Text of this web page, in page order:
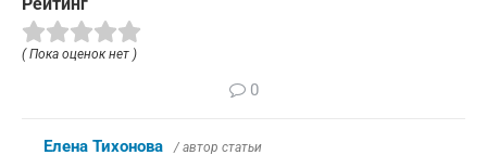
( Пока оценок нет )
0
Елена Тихонова / автор статьи